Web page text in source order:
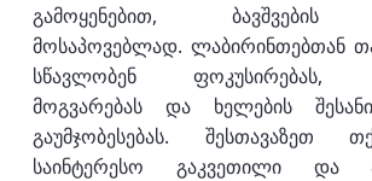
გამოყენებით, ბავშვების
მოსაპოვებლად. ლაბირინთებთან
სწავლობენ ფოკუსირებას,
მოგვარებას და ხელების
გაუმჯობესებას. შესთავაზეთ
საინტერესო გაკვეთილი და